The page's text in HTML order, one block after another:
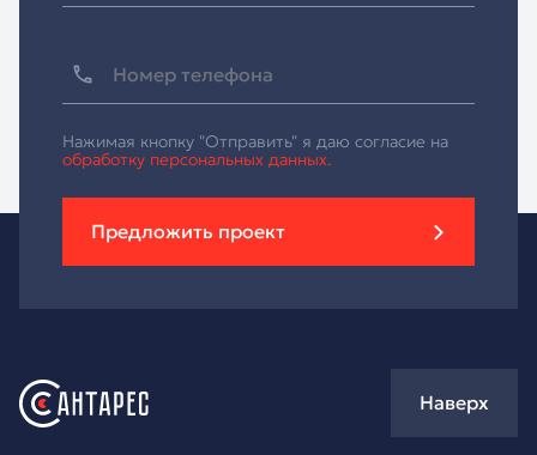
Нажимая кнопку "Отправить" я даю согласие на
обработку персональных данных.
Предложить проект
Наверх